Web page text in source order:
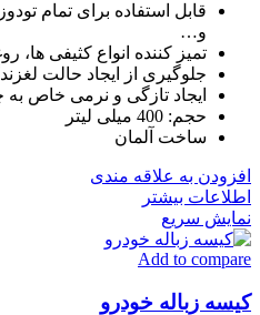
قابل استفاده برای تمام
و…
تمیز کننده انواع کثيفی
جلوگیری از ايجاد حالت
ایجاد تازگی و نرمی خاص به
حجم: 400 میلی لیتر
ساخت آلمان
افزودن به علاقه مندی
اطلاعات بیشتر
نمایش سریع
Add to compare
کیسه زباله خودرو